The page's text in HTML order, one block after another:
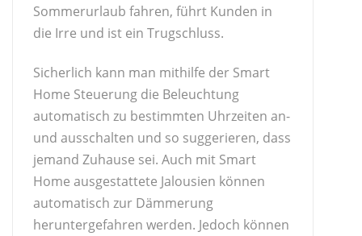
Sommerurlaub fahren, führt Kunden in
die Irre und ist ein Trugschluss.
Sicherlich kann man mithilfe der Smart
Home Steuerung die Beleuchtung
automatisch zu bestimmten Uhrzeiten an-
und ausschalten und so suggerieren, dass
jemand Zuhause sei. Auch mit Smart
Home ausgestattete Jalousien können
automatisch zur Dämmerung
heruntergefahren werden. Jedoch können